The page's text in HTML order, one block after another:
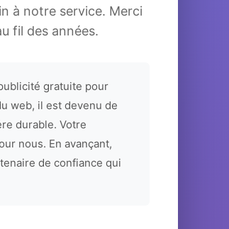
à notre service. Merci
fil des années.
gratuite pour
web, il est devenu de
durable. Votre
nous. En avançant,
de confiance qui